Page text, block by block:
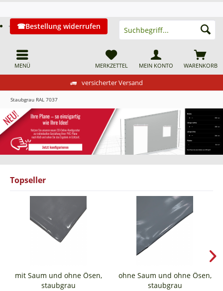
versicherter Versand
MENÜ
Bestellung widerrufen
WARENKORB
MERKZETTEL MEIN KONTO
Staubgrau RAL 7037
Topseller
mit Saum und ohne Ösen,
staubgrau
ohne Saum und ohne Ösen,
staubgrau